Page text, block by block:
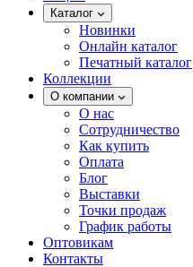
Каталог
Новинки
Онлайн каталог
Печатный каталог
Коллекции
О компании
О нас
Сотрудничество
Как купить
Оплата
Блог
Выставки
Точки продаж
График работы
Оптовикам
Контакты